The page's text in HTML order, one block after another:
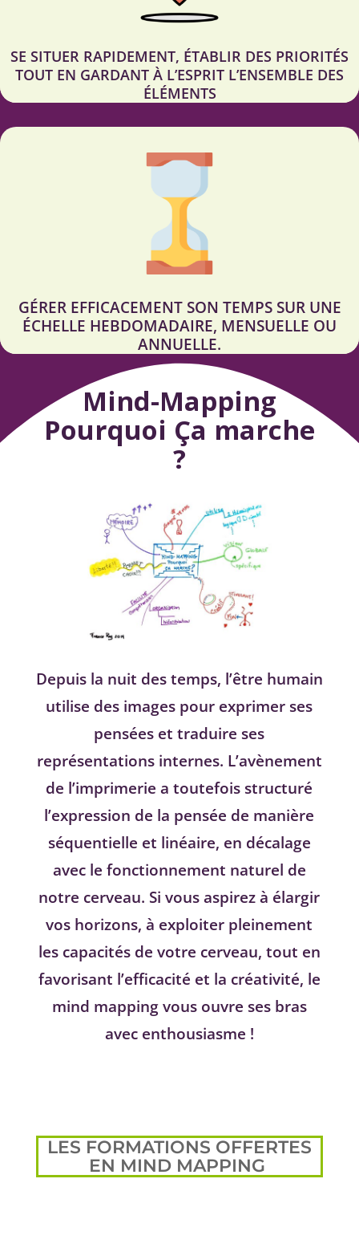
SE SITUER RAPIDEMENT, ÉTABLIR DES PRIORITÉS
TOUT EN GARDANT À L’ESPRIT L’ENSEMBLE DES
ÉLÉMENTS
GÉRER EFFICACEMENT SON TEMPS SUR UNE
ÉCHELLE HEBDOMADAIRE, MENSUELLE OU
ANNUELLE.
Mind-Mapping
Pourquoi Ça marche
?
Depuis la nuit des temps, l’être humain
utilise des images pour exprimer ses
pensées et traduire ses
représentations internes. L’avènement
de l’imprimerie a toutefois structuré
l’expression de la pensée de manière
séquentielle et linéaire, en décalage
avec le fonctionnement naturel de
notre cerveau. Si vous aspirez à élargir
vos horizons, à exploiter pleinement
les capacités de votre cerveau, tout en
favorisant l’efficacité et la créativité, le
mind mapping vous ouvre ses bras
avec enthousiasme !
LES FORMATIONS OFFERTES
EN MIND MAPPING